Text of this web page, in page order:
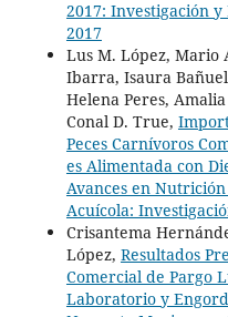
2017: Investigación
2017
Lus M. López, Mario
Ibarra, Isaura
Helena Peres,
Conal D. True,
Peces Carnívoros
es Alimentada con
Avances en
Acuícola:
Crisantema
López, Resultados
Comercial de Pargo
Laboratorio y